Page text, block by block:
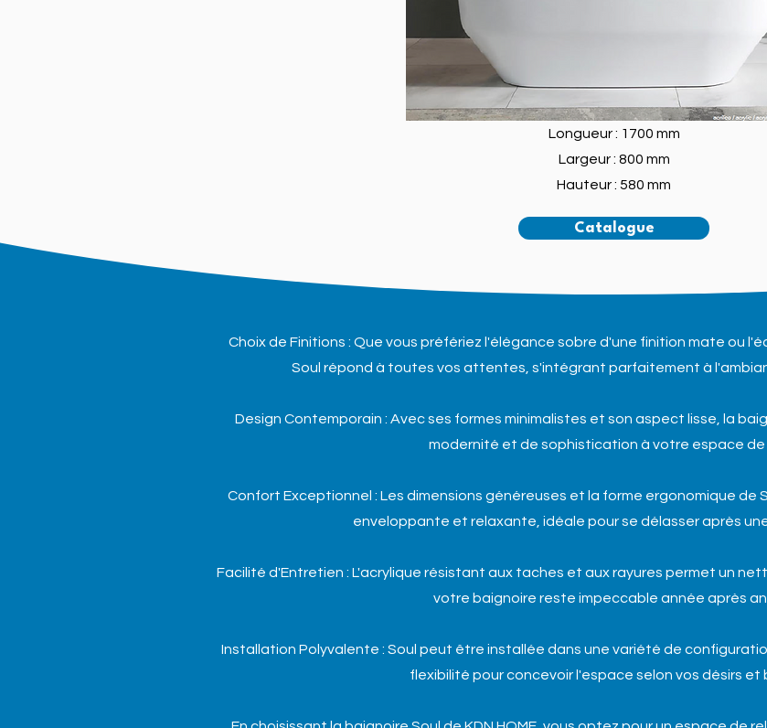
Longueur : 1700 mm
Largeur : 800 mm
Hauteur : 580 mm
Choix de Finitions : Que vous préfériez l'élégance sobre d'une finition mate ou
Soul répond à toutes vos attentes, s'intégrant parfaitement à
Design Contemporain : Avec ses formes minimalistes et son aspect lisse, la
modernité et de sophistication à votre espace de
Confort Exceptionnel : Les dimensions généreuses et la forme ergonomique de
enveloppante et relaxante, idéale pour se délasser après
Facilité d'Entretien : L'acrylique résistant aux taches et aux rayures permet un
votre baignoire reste impeccable année après
Installation Polyvalente : Soul peut être installée dans une variété de
flexibilité pour concevoir l'espace selon vos désirs et
Catalogue